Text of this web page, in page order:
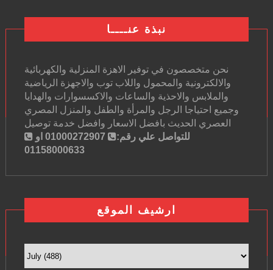
نبذة عنــــا
نحن متخصصون في توفير الاهزة المنزلية والكهربائية
والالكترونية والمحمول واللاب توب والاجهزة الرياضية
والملابس والاحذية والساعات والاكسسوارات والهدايا
وجميع احتياجا الرجل والمرأة والطفل والمنزل المصري
العصري الحديث بافضل الاسعار وافضل خدمة توصيل
للتواصل علي رقم:
01158000633
ارشيف الموقع